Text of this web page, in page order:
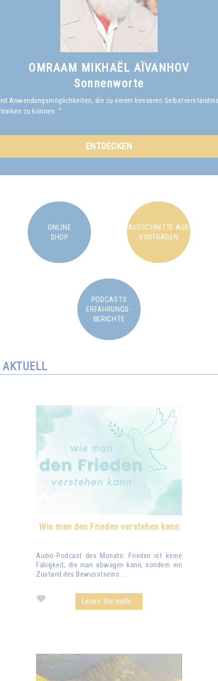
OMRAAM MIKHAËL AÏVANHOV
Sonnenworte
Anwendungsmöglichkeiten, die zu einem besseren
zu können…“
ENTDECKEN
ONLINE
SHOP
AUSSCHNITTE AUS
VORTRÄGEN
PODCASTS
ERFAHRUNGS-
BERICHTE
AKTUELL
Wie man den Frieden verstehen kann
Audio-Podcast des Monats: Frieden ist keine
Fähigkeit, die man abwägen kann, sondern ein
Zustand des Bewusstseins ...
Lesen Sie mehr...